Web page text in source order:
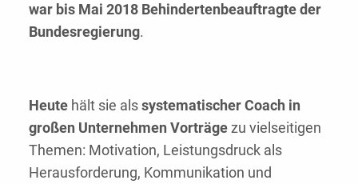
war bis Mai 2018 Behindertenbeauftragte der
Bundesregierung.
Heute hält sie alssystematischer Coach in
großen Unternehmen Vorträgezu vielseitigen
Themen: Motivation, Leistungsdruck als
Herausforderung, Kommunikation und